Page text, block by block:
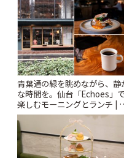
青葉通の緑を眺めながら、静
な時間を。仙台「Echoes」
楽しむモーニングとランチ |
とりっぷ